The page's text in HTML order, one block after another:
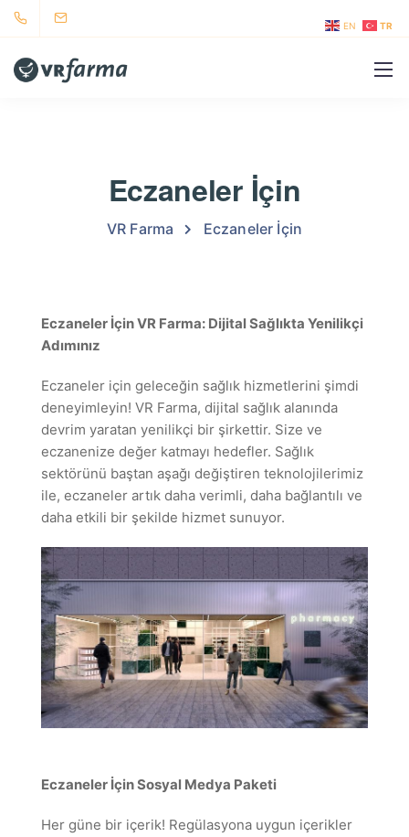
Eczaneler İçin
VR Farma Eczaneler İçin
Eczaneler İçin VR Farma: Dijital Sağlıkta Yenilikçi
Adımınız
Eczaneler için geleceğin sağlık hizmetlerini şimdi
deneyimleyin! VR Farma, dijital sağlık alanında
devrim yaratan yenilikçi bir şirkettir. Size ve
eczanenize değer katmayı hedefler. Sağlık
sektörünü baştan aşağı değiştiren teknolojilerimiz
ile, eczaneler artık daha verimli, daha bağlantılı ve
daha etkili bir şekilde hizmet sunuyor.
Eczaneler İçin Sosyal Medya Paketi
Her güne bir içerik! Regülasyona uygun içerikler
EN TR